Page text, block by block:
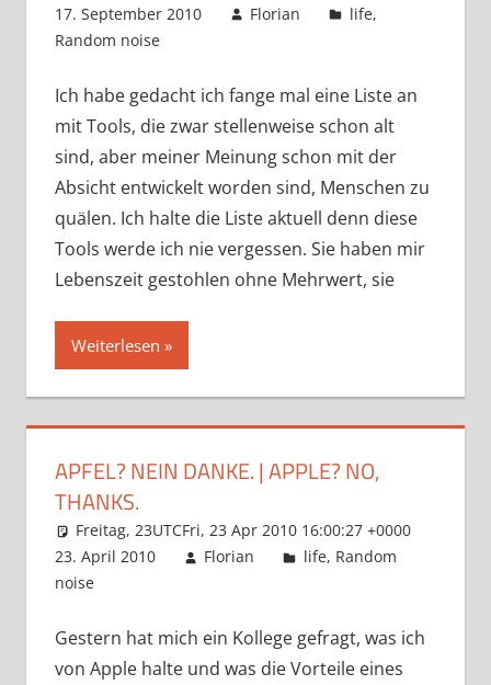
17. September 2010
Florian life,
Random noise
Ich habe gedacht ich fange mal eine Liste an
mit Tools, die zwar stellenweise schon alt
sind, aber meiner Meinung schon mit der
Absicht entwickelt worden sind, Menschen zu
quälen. Ich halte die Liste aktuell denn diese
Tools werde ich nie vergessen. Sie haben mir
Lebenszeit gestohlen ohne Mehrwert, sie
Weiterlesen
APFEL? NEIN DANKE. | APPLE? NO,
THANKS.
Freitag, 23UTCFri, 23 Apr 2010 16:00:27 +0000
23. April 2010
Florian life, Random
noise
Gestern hat mich ein Kollege gefragt, was ich
von Apple halte und was die Vorteile eines